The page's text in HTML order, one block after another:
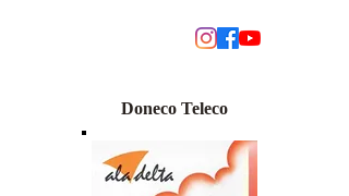
Doneco Teleco